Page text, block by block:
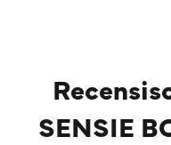
SENSIE